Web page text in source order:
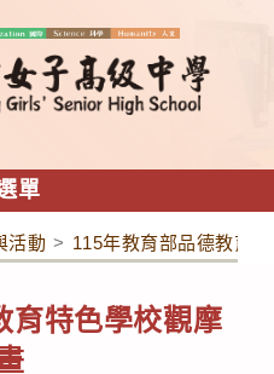
單
活動 > 115年教育部品德教育
育特色學校觀摩